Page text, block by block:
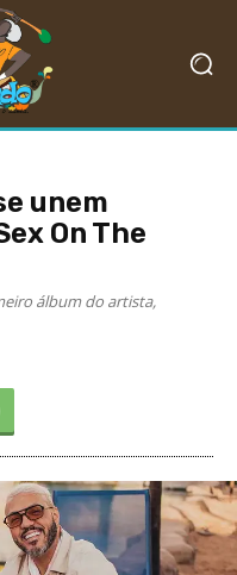
unem
On The
álbum do artista,